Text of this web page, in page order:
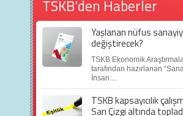
TSKB'den Haberler
Yaşlanan nüfus
değiştirecek?
TSKB Ekonomik
tarafından hazırlanan
İnsan:...
TSKB kapsayıcılık
Sarı Çizgi altında